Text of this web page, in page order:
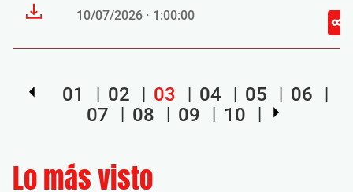
10/07/2026 · 1:00:00
01 02 03 04 05
06
07
08 09 10
Lo más visto